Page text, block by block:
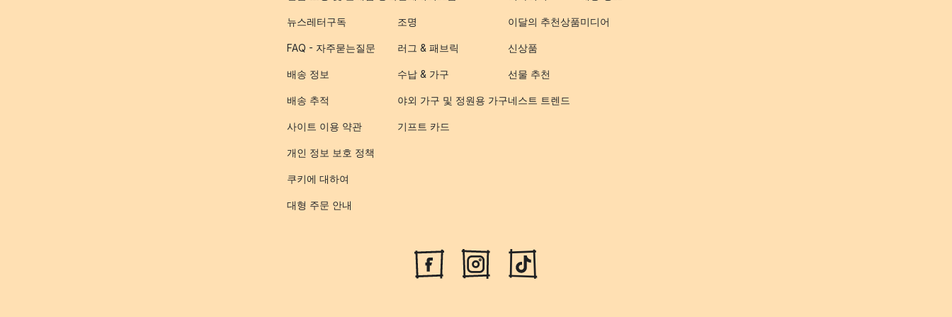
뉴스레터구독
FAQ - 자주묻는질문
배송 정보
배송 추적
사이트 이용 약관
개인 정보 보호 정책
쿠키에 대하여
대형 주문 안내
조명
러그 & 패브릭
수납 & 가구
야외 가구 및 정원용 가구
기프트 카드
이달의 추천상품
신상품
선물 추천
네스트 트렌드
미디어